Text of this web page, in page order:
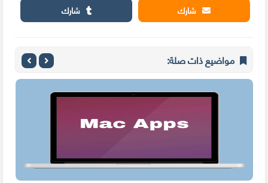
شارك
شارك
مواضيع ذات صلة: